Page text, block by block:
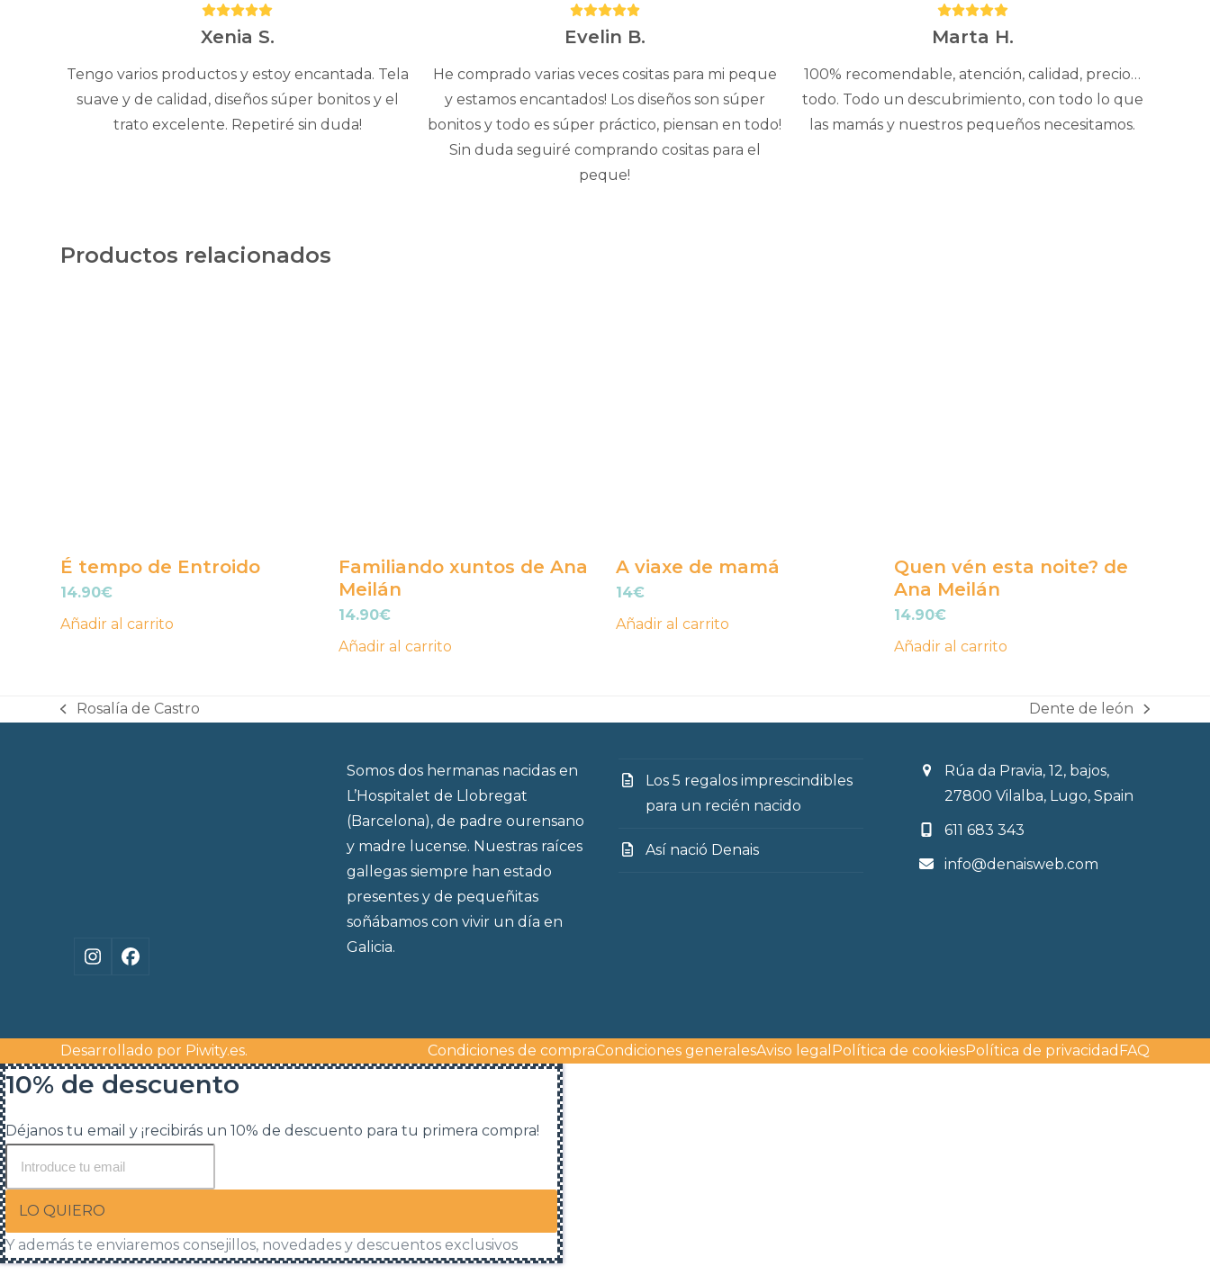
Puntuación:
5
Xenia S.
Tengo varios productos y estoy encantada. Tela
suave y de calidad, diseños súper bonitos y el
trato excelente. Repetiré sin duda!
Puntuación:
5
Evelin B.
He comprado varias veces cositas para mi peque
y estamos encantados! Los diseños son súper
bonitos y todo es súper práctico, piensan en todo!
Sin duda seguiré comprando cositas para el
peque!
Puntuación:
5
Marta H.
100% recomendable, atención, calidad, precio…
todo. Todo un descubrimiento, con todo lo que
las mamás y nuestros pequeños necesitamos.
Productos relacionados
É tempo de Entroido
14.90€
Añadir al carrito
Familiando xuntos de Ana
Meilán
14.90€
Añadir al carrito
A viaxe de mamá
14€
Añadir al carrito
Quen vén esta noite? de
Ana Meilán
14.90€
Añadir al carrito
previous
Rosalía de Castro
next
Dente de león
Instagram
Facebook
Somos dos hermanas nacidas en
L’Hospitalet de Llobregat
(Barcelona), de padre ourensano
y madre lucense. Nuestras raíces
gallegas siempre han estado
presentes y de pequeñitas
soñábamos con vivir un día en
Galicia.
Los 5 regalos imprescindibles
para un recién nacido
Así nació Denais
Rúa da Pravia, 12, bajos,
27800 Vilalba, Lugo, Spain
611 683 343
info@denaisweb.com
Desarrollado por Piwity.es. Condiciones de compraCondiciones generalesAviso legal Política de cookiesPolítica de privacidad FAQ
10% de descuento
Déjanos tu email y ¡recibirás un 10% de descuento para tu primera compra!
LO QUIERO
Y además te enviaremos consejillos, novedades y descuentos exclusivos